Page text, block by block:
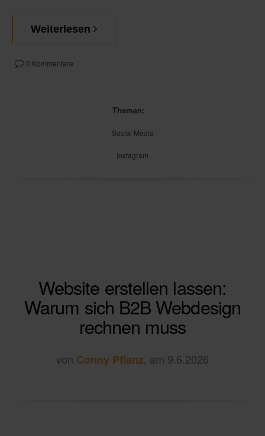
Weiterlesen
0 Kommentare
Themen:
Social Media
Instagram
Website erstellen lassen:
Warum sich B2B Webdesign
rechnen muss
von Conny Pflanz, am 9.6.2026